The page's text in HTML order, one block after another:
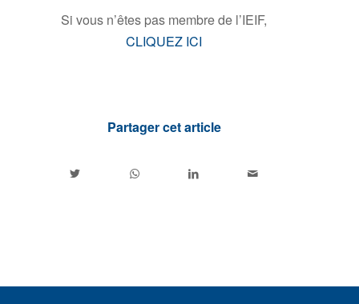
Si vous n’êtes pas membre de l’IEIF,
CLIQUEZ ICI
Partager cet article